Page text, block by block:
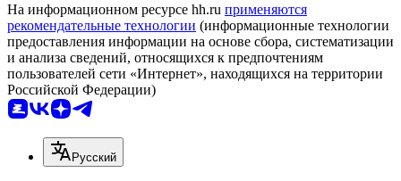
На информационном ресурсе hh.ru применяются
рекомендательные технологии (информационные технологии
предоставления информации на основе сбора, систематизации
и анализа сведений, относящихся к предпочтениям
пользователей сети «Интернет», находящихся на территории
Российской Федерации)
Русский